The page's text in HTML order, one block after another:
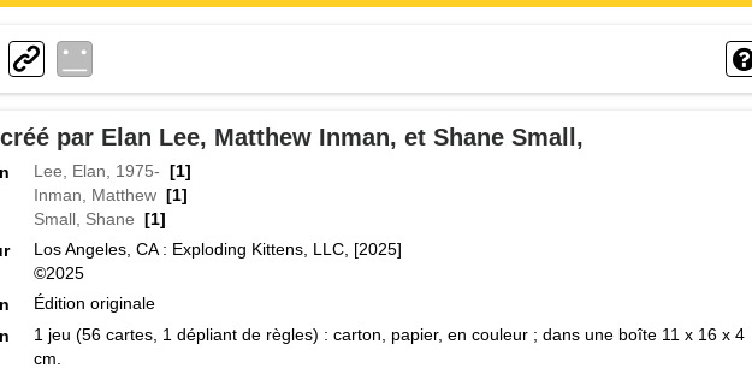
Lien
par Elan Lee, Matthew Inman, et Shane Small,
Lee, Elan, 1975- [1]
Inman, Matthew [1]
Small, Shane [1]
Los Angeles, CA : Exploding Kittens, LLC, [2025]
©2025
Édition originale
1 jeu (56 cartes, 1 dépliant de règles) : carton, papier, en couleur ; dans une boîte 11 x 16 x 4
cm.